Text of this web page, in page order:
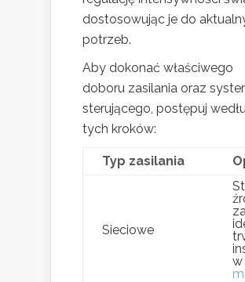
dostosowując je do
potrzeb.
Aby dokonać właściwego
doboru zasilania oraz
sterującego, postępuj
tych kroków:
Typ zasilania
Sieciowe
w